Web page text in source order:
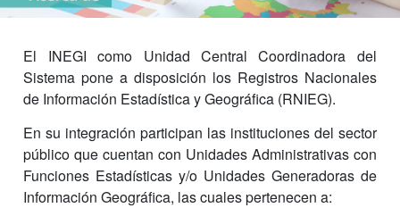
El INEGI como Unidad Central Coordinadora del
Sistema pone a disposición los Registros Nacionales
de Información Estadística y Geográfica (RNIEG).
En su integración participan las instituciones del sector
público que cuentan con Unidades Administrativas con
Funciones Estadísticas y/o Unidades Generadoras de
Información Geográfica, las cuales pertenecen a: